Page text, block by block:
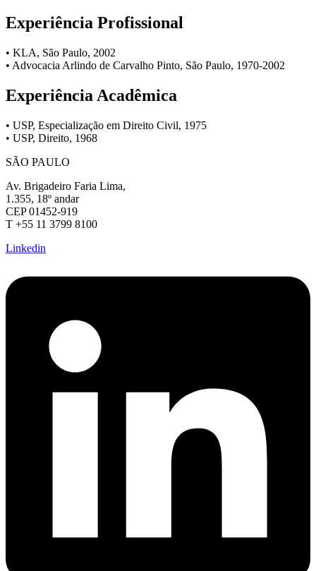
Experiência Profissional
• KLA, São Paulo, 2002
• Advocacia Arlindo de Carvalho Pinto, São Paulo, 1970-2002
Experiência Acadêmica
• USP, Especialização em Direito Civil, 1975
• USP, Direito, 1968
SÃO PAULO
Av. Brigadeiro Faria Lima,
1.355, 18º andar
CEP 01452-919
T +55 11 3799 8100
Linkedin